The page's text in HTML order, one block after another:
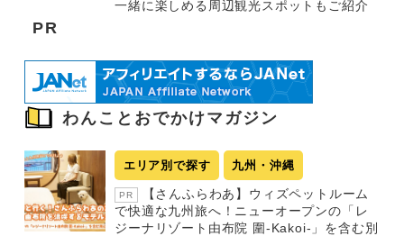
一緒に楽しめる周辺観光スポットもご紹介
PR
わんことおでかけマガジン
エリア別で探す 九州・沖縄
PR
【さんふらわあ】ウィズペットルーム
で快適な九州旅へ！ニューオープンの「レ
ジーナリゾート由布院 圍-Kakoi-」を含む別